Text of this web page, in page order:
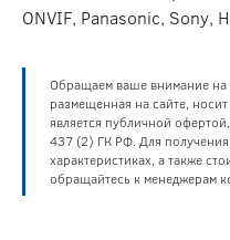
ONVIF, Panasonic, Sony,
Обращаем ваше внимание на
размещенная на сайте,
является публичной
437 (2) ГК РФ. Для
характеристиках, а также
обращайтесь к